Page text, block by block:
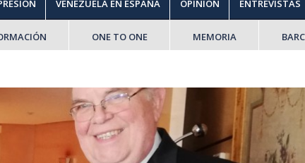
VENEZUELA EN ESPAÑA OPINIÓN ENTREVISTAS
ONE TO ONE MEMORIA